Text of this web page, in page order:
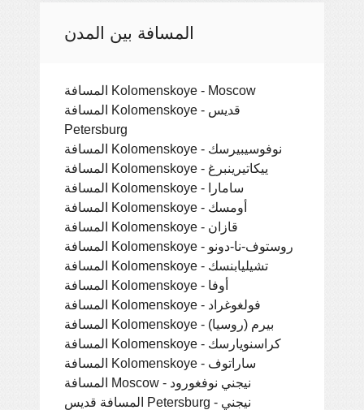
المسافة بين المدن
المسافة Kolomenskoye - Moscow
المسافة Kolomenskoye - قديس
Petersburg
المسافة Kolomenskoye - نوفوسيبيرسك
المسافة Kolomenskoye - ييكاتيرينبرغ
المسافة Kolomenskoye - سامارا
المسافة Kolomenskoye - أومسك
المسافة Kolomenskoye - قازان
المسافة Kolomenskoye - روستوف-نا-دونو
المسافة Kolomenskoye - تشيليابنسك
المسافة Kolomenskoye - أوفا
المسافة Kolomenskoye - فولغوغراد
المسافة Kolomenskoye - بيرم (روسيا)
المسافة Kolomenskoye - كراسنويارسك
المسافة Kolomenskoye - ساراتوف
المسافة Moscow - نيجني نوفغورود
المسافة قديس Petersburg - نيجني